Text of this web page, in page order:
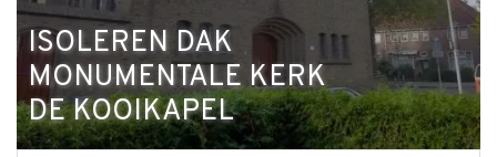
ISOLEREN DAK
MONUMENTALE KERK
DE KOOIKAPEL